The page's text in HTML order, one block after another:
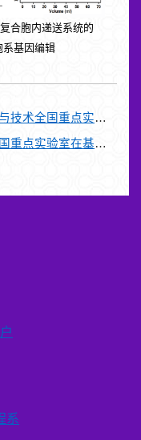
合胞内递送系统的
基因编辑
光微纳制造相关研究取得进展
装的微纳制造领域取得重要进展
系